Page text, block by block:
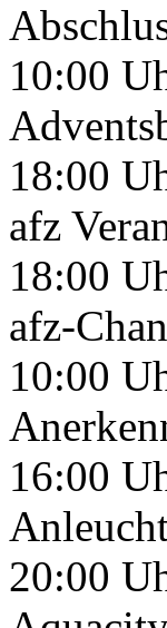
10:00
18:00
afz
18:00
afz-
10:00
16:00
20:00